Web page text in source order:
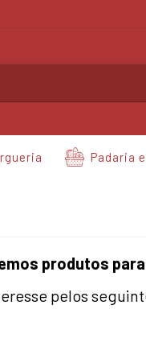
Padaria
produtos
pelos